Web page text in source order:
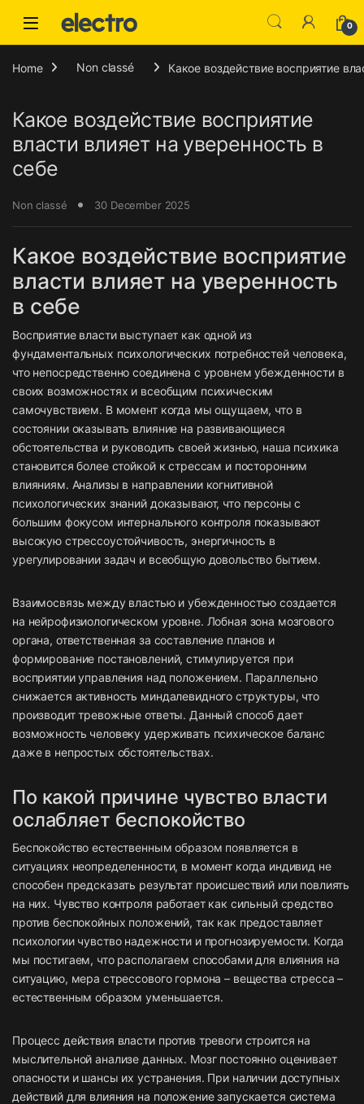
0
Home Non classé Какое воздействие восприятие
Какое воздействие восприятие
власти влияет на уверенность в
себе
Non classé 30 December 2025
Какое воздействие восприятие
власти влияет на уверенность
в себе
Восприятие власти выступает как одной из
фундаментальных психологических потребностей человека,
что непосредственно соединена с уровнем убежденности в
своих возможностях и всеобщим психическим
самочувствием. В момент когда мы ощущаем, что в
состоянии оказывать влияние на развивающиеся
обстоятельства и руководить своей жизнью, наша психика
становится более стойкой к стрессам и посторонним
влияниям. Анализы в направлении когнитивной
психологических знаний доказывают, что персоны с
большим фокусом интернального контроля показывают
высокую стрессоустойчивость, энергичность в
урегулировании задач и всеобщую довольство бытием.
Взаимосвязь между властью и убежденностью создается
на нейрофизиологическом уровне. Лобная зона мозгового
органа, ответственная за составление планов и
формирование постановлений, стимулируется при
восприятии управления над положением. Параллельно
снижается активность миндалевидного структуры, что
производит тревожные ответы. Данный способ дает
возможность человеку удерживать психическое баланс
даже в непростых обстоятельствах.
По какой причине чувство власти
ослабляет беспокойство
Беспокойство естественным образом появляется в
ситуациях неопределенности, в момент когда индивид не
способен предсказать результат происшествий или повлиять
на них. Чувство контроля работает как сильный средство
против беспокойных положений, так как предоставляет
психологии чувство надежности и прогнозируемости. Когда
мы постигаем, что располагаем способами для влияния на
ситуацию, мера стрессового гормона – вещества стресса –
естественным образом уменьшается.
Процесс действия власти против тревоги строится на
мыслительной анализе данных. Мозг постоянно оценивает
опасности и шансы их устранения. При наличии доступных
действий для влияния на положение запускается система